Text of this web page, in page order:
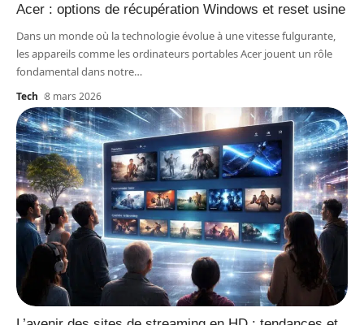
Acer : options de récupération Windows et reset usine
Dans un monde où la technologie évolue à une vitesse fulgurante,
les appareils comme les ordinateurs portables Acer jouent un rôle
fondamental dans notre…
Tech 8 mars 2026